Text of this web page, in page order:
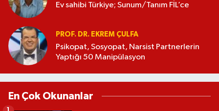
Ev sahibi Türkiye; Sunum/Tanım FİL’ce
PROF. DR. EKREM ÇULFA
Psikopat, Sosyopat, Narsist Partnerlerin
Yaptığı 50 Manipülasyon
En Çok Okunanlar